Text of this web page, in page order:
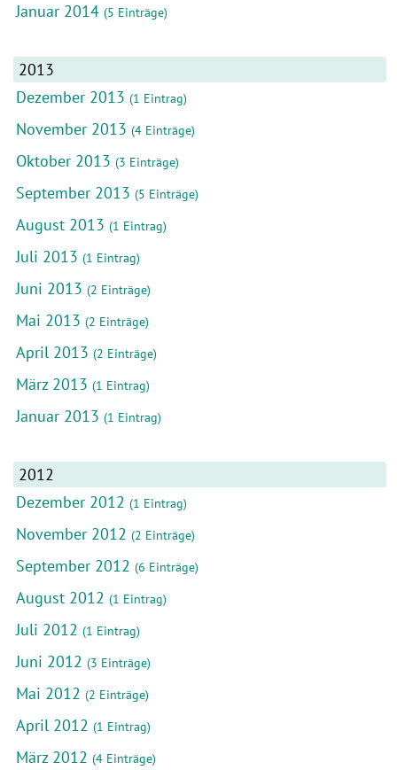
Januar 2014 (5 Einträge)
2013
Dezember 2013 (1 Eintrag)
November 2013 (4 Einträge)
Oktober 2013 (3 Einträge)
September 2013 (5 Einträge)
August 2013 (1 Eintrag)
Juli 2013 (1 Eintrag)
Juni 2013 (2 Einträge)
Mai 2013 (2 Einträge)
April 2013 (2 Einträge)
März 2013 (1 Eintrag)
Januar 2013 (1 Eintrag)
2012
Dezember 2012 (1 Eintrag)
November 2012 (2 Einträge)
September 2012 (6 Einträge)
August 2012 (1 Eintrag)
Juli 2012 (1 Eintrag)
Juni 2012 (3 Einträge)
Mai 2012 (2 Einträge)
April 2012 (1 Eintrag)
März 2012 (4 Einträge)